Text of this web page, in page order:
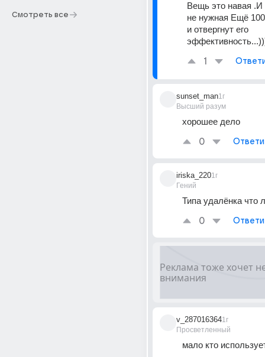
Смотреть все
Вещь это навая .И
не нужная Ещё
и отвергнут его
1
sunset_man
Высший разум
1г
хорошее дело
0
iriska_220
Гений
1г
Типа удалёнка что
0
v_287016364
Просветленный
1г
мало кто